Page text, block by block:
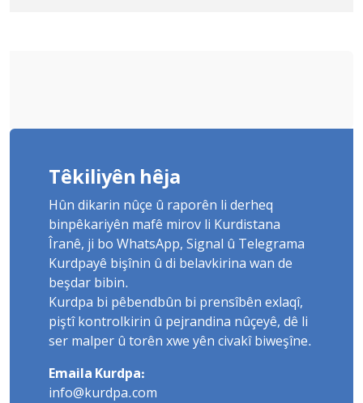
Têkiliyên hêja
Hûn dikarin nûçe û raporên li derheq
binpêkariyên mafê mirov li Kurdistana
Îranê, ji bo WhatsApp, Signal û Telegrama
Kurdpayê bişînin û di belavkirina wan de
beşdar bibin.
Kurdpa bi pêbendbûn bi prensîbên exlaqî,
piştî kontrolkirin û pejrandina nûçeyê, dê li
ser malper û torên xwe yên civakî biweşîne.
Emaila Kurdpa:
info@kurdpa.com